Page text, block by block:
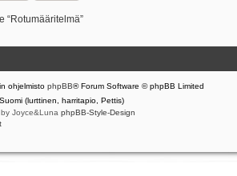
“Rotumääritelmä”
ohjelmisto phpBB® Forum Software © phpBB Limited
(lurttinen, harritapio, Pettis)
Joyce&Luna phpBB-Style-Design